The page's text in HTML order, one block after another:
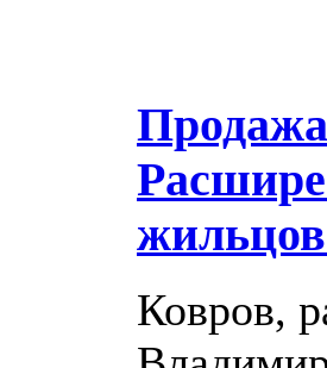
Ковров,